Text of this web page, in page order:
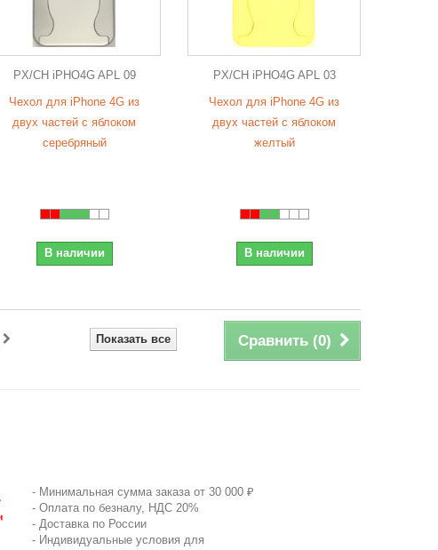
PX/CH iPHO4G APL 09
Чехол для iPhone 4G из
двух частей с яблоком
серебряный
В наличии
PX/CH iPHO4G APL 03
Чехол для iPhone 4G из
двух частей с яблоком
желтый
В наличии
Сравнить (0)
Показать все
- Минимальная сумма заказа от 30 000 ₽
- Оплата по безналу, НДС 20%
- Доставка по России
- Индивидуальные условия для